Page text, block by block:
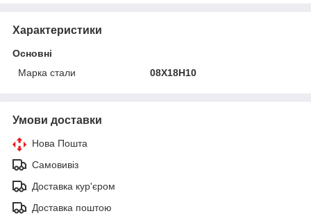
Характеристики
Основні
Марка стали
08Х18Н10
Умови доставки
Нова Пошта
Самовивіз
Доставка кур'єром
Доставка поштою